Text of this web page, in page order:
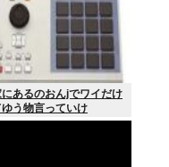
あるのおんjでワイだけ
う物言っていけ